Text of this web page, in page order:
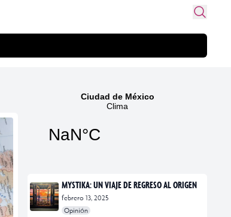
MYSTIKA: UN VIAJE DE REGRESO AL ORIGEN
febrero 13, 2025
Opinión